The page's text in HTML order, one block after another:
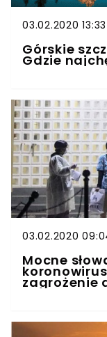
03.02.2020 13:33
Górskie
Gdzie
03.02.2020
Mocne
zagrożenie